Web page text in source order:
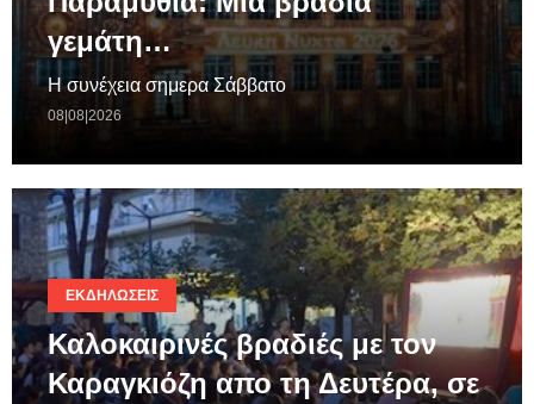
γεμάτη…
Η συνέχεια σημερα Σάββατο
08|08|2026
ΕΚΔΗΛΏΣΕΙΣ
Καλοκαιρινές βραδιές με τον
Καραγκιόζη απο τη Δευτέρα, σε